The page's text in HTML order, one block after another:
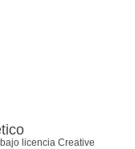
licencia Creative